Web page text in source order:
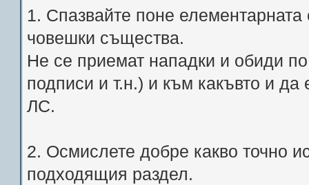
1. Спазвайте поне
човешки същества.
Не се приемат нападки и обиди
подписи и т.н.) и към какъвто и
ЛС.
2. Осмислете добре какво точно
подходящия раздел.